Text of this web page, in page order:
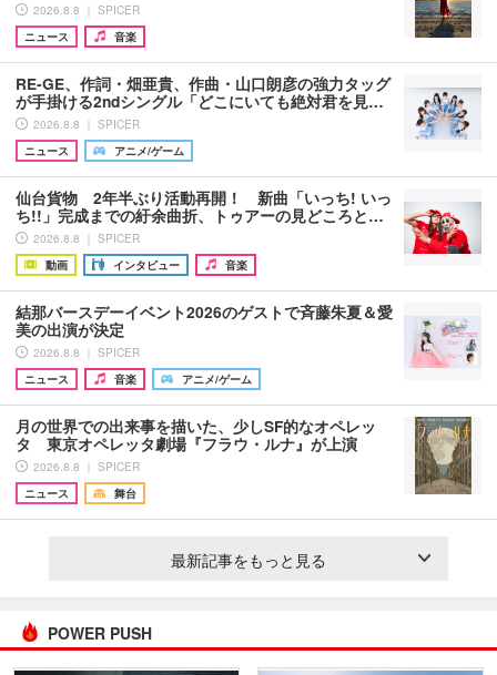
2026.8.8 ｜ SPICER
ニュース
音楽
RE-GE、作詞・畑亜貴、作曲・山口朗彦の強力タッグ
が手掛ける2ndシングル「どこにいても絶対君を見…
2026.8.8 ｜ SPICER
ニュース
アニメ/ゲーム
仙台貨物 2年半ぶり活動再開！ 新曲「いっち! いっ
ち!!」完成までの紆余曲折、トゥアーの見どころと…
2026.8.8 ｜ SPICER
動画
インタビュー 音楽
結那バースデーイベント2026のゲストで斉藤朱夏＆愛
美の出演が決定
2026.8.8 ｜ SPICER
ニュース
音楽 アニメ/ゲーム
月の世界での出来事を描いた、少しSF的なオペレッ
タ 東京オペレッタ劇場『フラウ・ルナ』が上演
2026.8.8 ｜ SPICER
ニュース
舞台
最新記事をもっと見る
POWER PUSH